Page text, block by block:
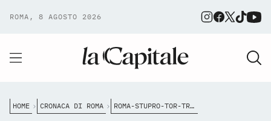
ROMA, 8 AGOSTO 2026
HOME CRONACA DI ROMA ROMA-STUPRO-TOR-TRE-TESTE-SECONDA-VIOLENZA